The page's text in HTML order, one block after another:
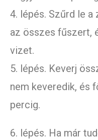
4. lépés. Szűrd le
az összes fűszert,
vizet.
5. lépés. Keverj
nem keveredik, és
percig.
6. lépés. Ha már